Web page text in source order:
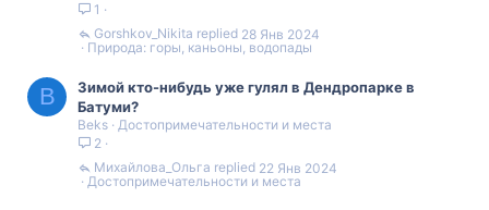
1
Природа: горы, каньоны, водопады
28 Янв 2024
Gorshkov_Nikita
B
Зимой кто-нибудь уже гулял в Дендропарке в
Батуми?
Beks
Достопримечательности и места
2
Достопримечательности и места
22 Янв 2024
Михайлова_Ольга